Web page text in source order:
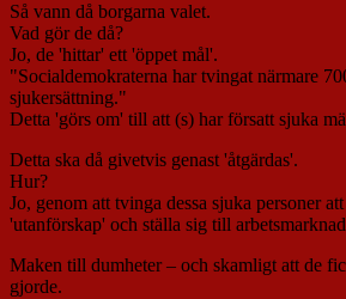
Så vann då borgarna valet.
Vad gör de då?
Jo, de 'hittar' ett 'öppet mål'.
"Socialdemokraterna har tvingat närmare
sjukersättning."
Detta 'görs om' till att (s) har försatt sjuka
Detta ska då givetvis genast 'åtgärdas'.
Hur?
Jo, genom att tvinga dessa sjuka personer
'utanförskap' och ställa sig till
Maken till dumheter – och skamligt att de
gjorde.